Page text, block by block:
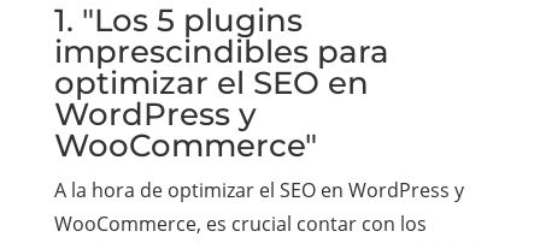
1. "Los 5 plugins
imprescindibles para
optimizar el SEO en
WordPress y
WooCommerce"
A la hora de optimizar el SEO en WordPress y
WooCommerce, es crucial contar con los